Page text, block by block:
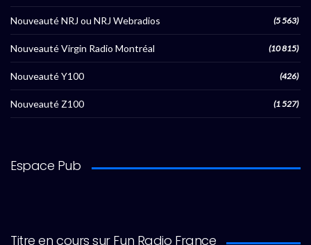
Nouveauté NRJ ou NRJ Webradios (5 563)
Nouveauté Virgin Radio Montréal (10 815)
Nouveauté Y100 (426)
Nouveauté Z100 (1 527)
Espace Pub
Titre en cours sur Fun Radio France